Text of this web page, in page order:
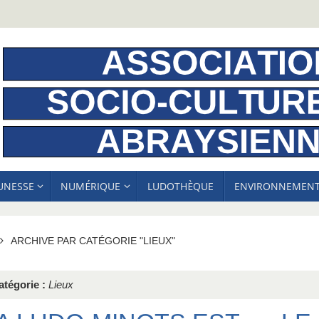
NUMÉRIQUE LUDOTHÈQUE
ARCHIVE PAR CATÉGORIE "LIEUX"
: Lieux